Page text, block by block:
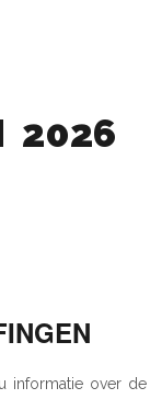
2026
informatie over de